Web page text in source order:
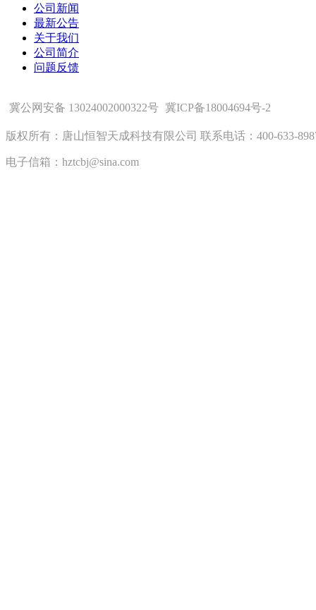
公司新闻
最新公告
关于我们
公司简介
问题反馈
冀公网安备 13024002000322号 冀ICP备18004694号-2
版权所有：唐山恒智天成科技有限公司 联系电话：400-633-
电子信箱：hztcbj@sina.com